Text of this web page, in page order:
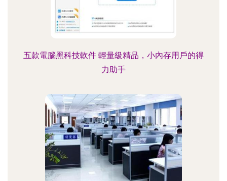
五款電腦黑科技軟件 輕量級精品，小內存用戶的得
力助手